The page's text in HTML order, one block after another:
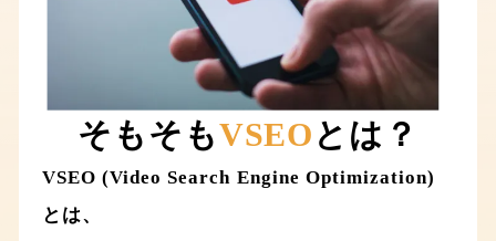
そもそもVSEO とは？
VSEO (Video Search Engine Optimization)
とは、